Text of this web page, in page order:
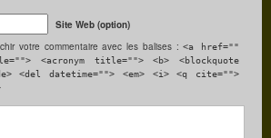
Site Web (option)
votre commentaire avec les balises :<a href=""
<acronym title=""> <b> <blockquote
<del datetime=""> <em> <i> <q cite="">